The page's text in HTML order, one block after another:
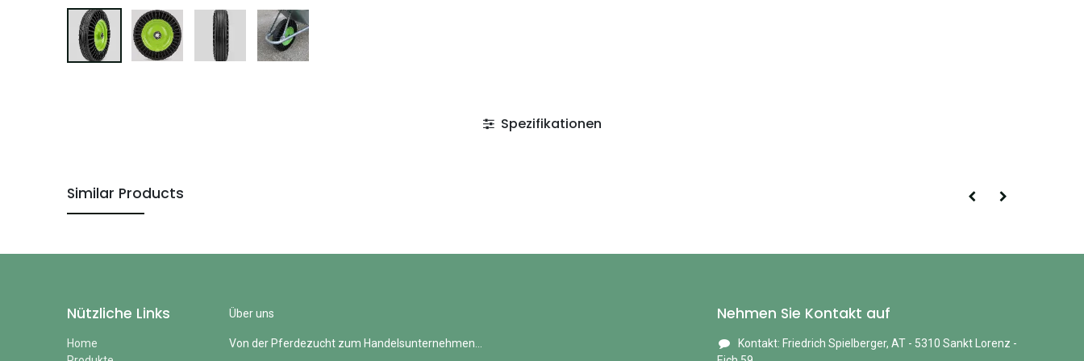
Spezifikationen
Similar Products
Nützliche Links
Home
Über uns
Von der Pferdezucht zum Handelsunternehmen...
Nehmen Sie Kontakt auf
Kontakt: Friedrich Spielberger, AT - 5310 Sankt Lorenz -